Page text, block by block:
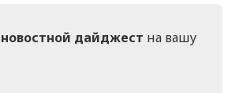
новостной дайджест на вашу